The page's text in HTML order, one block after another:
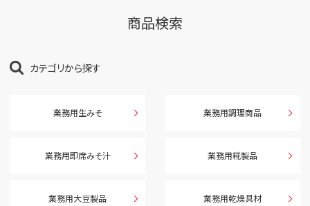
商品検索
カテゴリから探す
業務用生みそ 業務用調理商品
業務用即席みそ汁 業務用糀製品
業務用大豆製品 業務用乾燥具材